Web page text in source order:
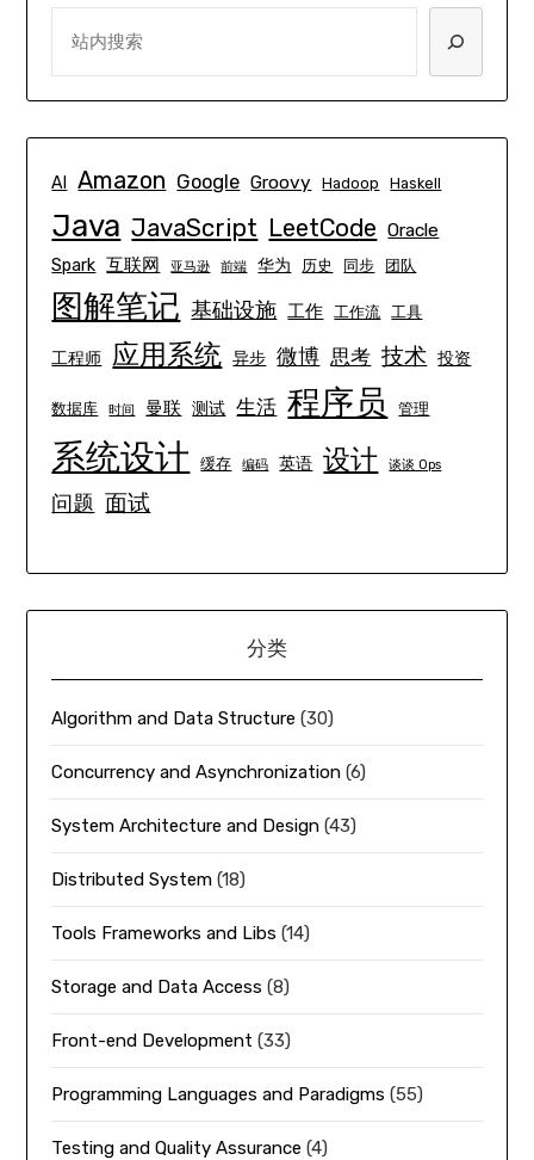
AI Amazon Google Groovy Hadoop Haskell
Java JavaScript LeetCode Oracle
Spark 互联网 亚马逊 前端 华为 历史 同步 团队
图解笔记 基础设施 工作 工作流 工具
工程师 应用系统 异步 微博 思考 技术 投资
数据库 时间 曼联 测试 生活 程序员 管理
系统设计 缓存 编码 英语 设计 谈谈 Ops
问题 面试
分类
Algorithm and Data Structure (30)
Concurrency and Asynchronization (6)
System Architecture and Design (43)
Distributed System (18)
Tools Frameworks and Libs (14)
Storage and Data Access (8)
Front-end Development (33)
Programming Languages and Paradigms (55)
Testing and Quality Assurance (4)